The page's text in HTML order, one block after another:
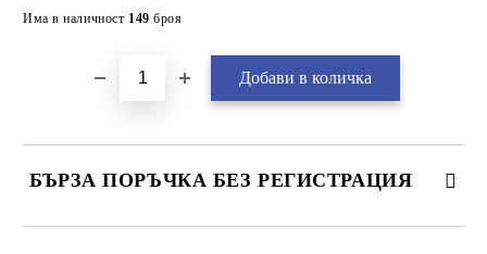
Има в наличност 149 броя
БЪРЗА ПОРЪЧКА БЕЗ РЕГИСТРАЦИЯ